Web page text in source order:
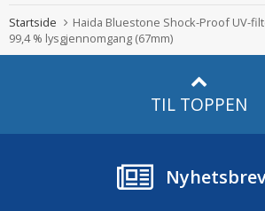
Startside
Haida Bluestone Shock-Proof UV-
99,4 % lysgjennomgang (67mm)
TIL TOPPEN